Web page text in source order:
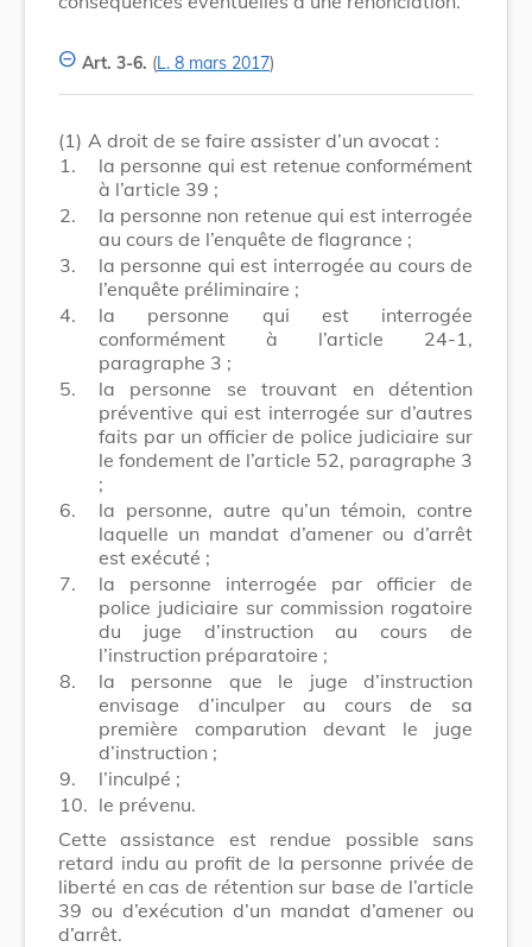
Art. 3-6. (L. 8 mars 2017)
(1) A droit de se faire assister d’un avocat :
1.
la personne qui est retenue conformément
à l’article 39 ;
2.
la personne non retenue qui est interrogée
au cours de l’enquête de flagrance ;
3.
la personne qui est interrogée au cours de
l’enquête préliminaire ;
4.
la personne qui est interrogée
conformément à l’article 24-1,
paragraphe 3 ;
5.
la personne se trouvant en détention
préventive qui est interrogée sur d’autres
faits par un officier de police judiciaire sur
le fondement de l’article 52, paragraphe 3
;
6.
la personne, autre qu’un témoin, contre
laquelle un mandat d’amener ou d’arrêt
est exécuté ;
7.
la personne interrogée par officier de
police judiciaire sur commission rogatoire
du juge d’instruction au cours de
l’instruction préparatoire ;
8.
la personne que le juge d’instruction
envisage d’inculper au cours de sa
première comparution devant le juge
d’instruction ;
9.
l’inculpé ;
10. le prévenu.
Cette assistance est rendue possible sans
retard indu au profit de la personne privée de
liberté en cas de rétention sur base de l’article
39 ou d’exécution d’un mandat d’amener ou
d’arrêt.